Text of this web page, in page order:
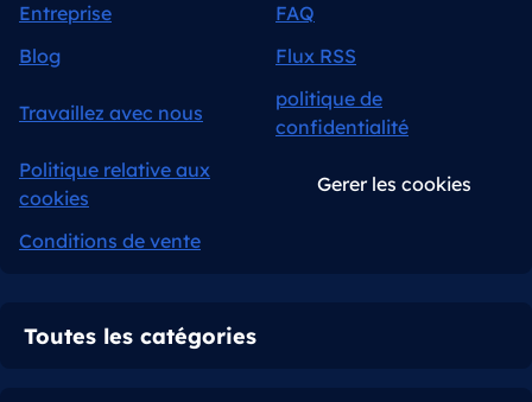
Entreprise
FAQ
Blog
Flux RSS
Travaillez avec nous
politique de
confidentialité
Politique relative aux
cookies
Gerer les cookies
Conditions de vente
Toutes les catégories